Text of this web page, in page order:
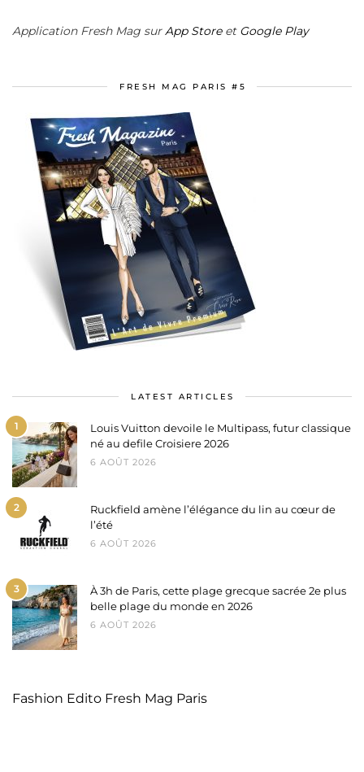
Application Fresh Mag surApp Storeet Google Play
FRESH MAG PARIS #5
LATEST ARTICLES
1
Louis Vuitton devoile le Multipass, futur classique
né au defile Croisiere 2026
6 AOÛT 2026
2
Ruckfield amène l’élégance du lin au cœur de
l’été
6 AOÛT 2026
3
À 3h de Paris, cette plage grecque sacrée 2e plus
belle plage du monde en 2026
6 AOÛT 2026
Fashion Edito Fresh Mag Paris